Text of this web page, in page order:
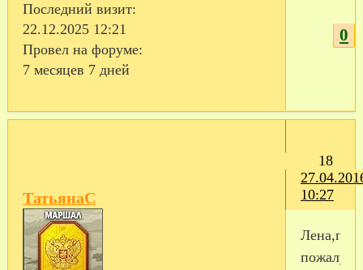
Последний визит:
22.12.2025 12:21
Провел на форуме:
7 месяцев 7 дней
0
18
10:27
ТатьянаС